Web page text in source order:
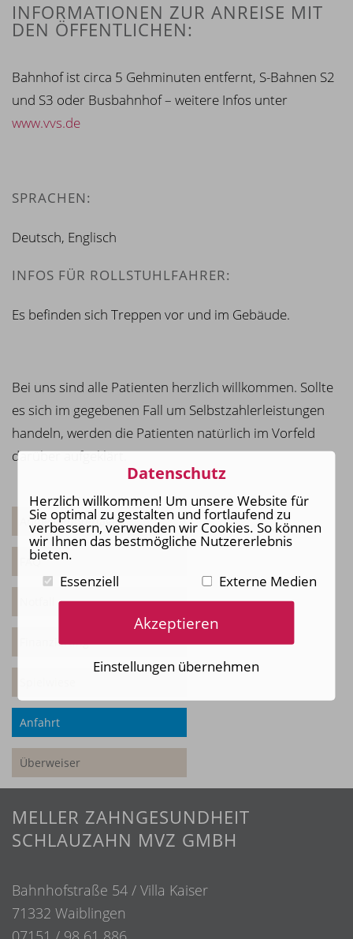
Anmeldeunterlagen
FAQ
Finanzierung
Anfahrt
Überweiser
INFORMATIONEN ZUR ANREISE MIT
DEN ÖFFENTLICHEN:
Bahnhof ist circa 5 Gehminuten entfernt, S-Bahnen S2
und S3 oder Busbahnhof – weitere Infos unter
www.vvs.de
SPRACHEN:
Deutsch, Englisch
INFOS FÜR ROLLSTUHLFAHRER:
Es befinden sich Treppen vor und im Gebäude.
Bei uns sind alle Patienten herzlich willkommen. Sollte
es sich im gegebenen Fall um Selbstzahlerleistungen
handeln, werden die Patienten natürlich im Vorfeld
darüber aufgeklärt.
MELLER ZAHNGESUNDHEIT
SCHLAUZAHN MVZ GMBH
Bahnhofstraße 54 / Villa Kaiser
71332 Waiblingen
Datenschutz
Herzlich willkommen! Um unsere Website für
Sie optimal zu gestalten und fortlaufend zu
verbessern, verwenden wir Cookies. So können
wir Ihnen das bestmögliche Nutzererlebnis
bieten.
Essenziell
Externe Medien
Akzeptieren
Einstellungen übernehmen